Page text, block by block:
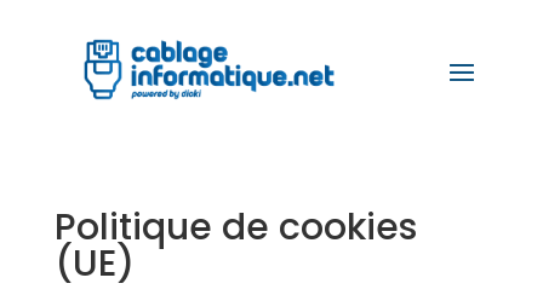
Politique de cookies
(UE)